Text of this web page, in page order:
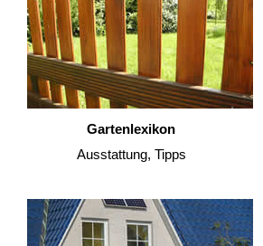
Gartenlexikon
Ausstattung, Tipps